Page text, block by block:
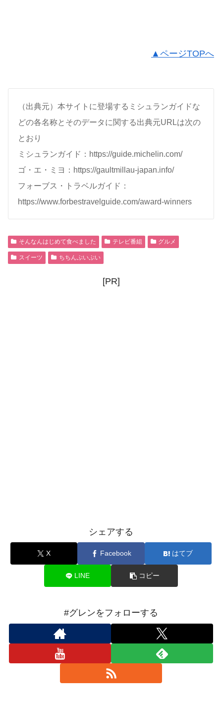
▲ページTOPへ
（出典元）本サイトに登場するミシュランガイドな
どの各名称とそのデータに関する出典元URLは次の
とおり
ミシュランガイド：https://guide.michelin.com/
ゴ・エ・ミヨ：https://gaultmillau-japan.info/
フォーブス・トラベルガイド：
https://www.forbestravelguide.com/award-winners
そんなんはじめて食べました テレビ番組 グルメ
スイーツ ちちんぷいぷい
[PR]
シェアする
X Facebook はてブ
LINE コピー
#グレンをフォローする